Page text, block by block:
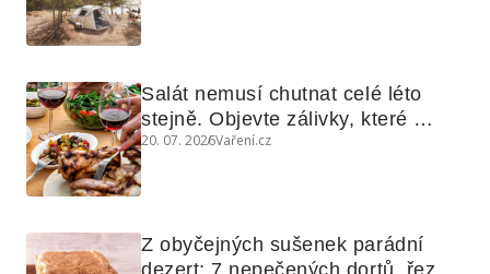
Salát nemusí chutnat celé léto
stejně. Objevte zálivky, které
využijete i na maso, nudle nebo
20. 07. 2026Vaření.cz
Z obyčejných sušenek parádní
dezert: 7 nepečených dortů, řezů